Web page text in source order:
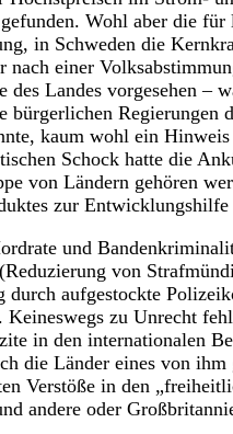
Wohl aber die
in Schweden die
einer
Landes vorgesehen –
bürgerlichen Regierungen
kaum wohl ein
Schock hatte die
von Ländern gehören
zur
und
von
aufgestockte
zu Unrecht
in den internationalen
die Länder eines von
Verstöße in den
andere oder